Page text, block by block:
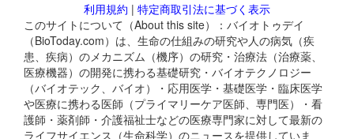
利用規約 | 特定商取引法に基づく表示
このサイトについて（About this site）：バイオトゥデイ
（BioToday.com）は、生命の仕組みの研究や人の病気（疾
患、疾病）のメカニズム（機序）の研究・治療法（治療薬、
医療機器）の開発に携わる基礎研究・バイオテクノロジー
（バイオテック、バイオ）・応用医学・基礎医学・臨床医学
や医療に携わる医師（プライマリーケア医師、専門医）・看
護師・薬剤師・介護福祉士などの医療専門家に対して最新の
ライフサイエンス（生命科学）のニュースを提供していま